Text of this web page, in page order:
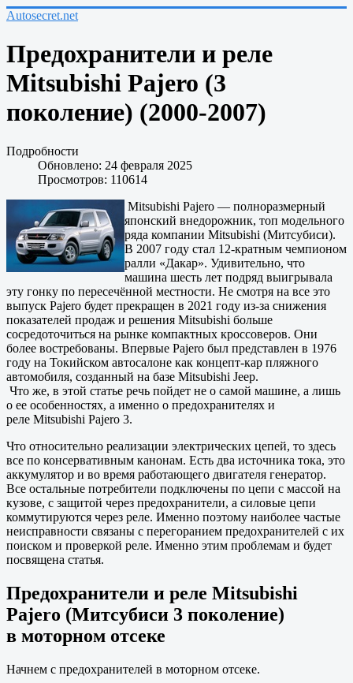
Autosecret.net
Предохранители и реле
Mitsubishi Pajero (3
поколение) (2000-2007)
Подробности
Обновлено: 24 февраля 2025
Просмотров: 110614
Mitsubishi Pajero — полноразмерный
японский внедорожник, топ модельного
ряда компании Mitsubishi (Митсубиси).
В 2007 году стал 12-кратным чемпионом
ралли «Дакар». Удивительно, что
машина шесть лет подряд выигрывала
эту гонку по пересечённой местности. Не смотря на все это
выпуск Pajero будет прекращен в 2021 году из-за снижения
показателей продаж и решения Mitsubishi больше
сосредоточиться на рынке компактных кроссоверов. Они
более востребованы. Впервые Pajero был представлен в 1976
году на Токийском автосалоне как концепт-кар пляжного
автомобиля, созданный на базе Mitsubishi Jeep.
Что же, в этой статье речь пойдет не о самой машине, а лишь
о ее особенностях, а именно о предохранителях и
реле Mitsubishi Pajero 3.
Что относительно реализации электрических цепей, то здесь
все по консервативным канонам. Есть два источника тока, это
аккумулятор и во время работающего двигателя генератор.
Все остальные потребители подключены по цепи с массой на
кузове, с защитой через предохранители, а силовые цепи
коммутируются через реле. Именно поэтому наиболее частые
неисправности связаны с перегоранием предохранителей с их
поиском и проверкой реле. Именно этим проблемам и будет
посвящена статья.
Предохранители и реле Mitsubishi
Pajero (Митсубиси 3 поколение)
в моторном отсеке
Начнем с предохранителей в моторном отсеке.